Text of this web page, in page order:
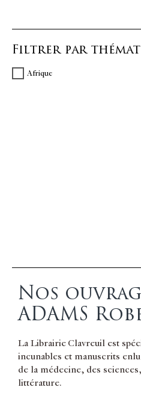
Filtrer par
Afrique
Nos
ADAMS
La Librairie Clavreuil est
incunables et manuscrits
de la médecine, des
littérature.